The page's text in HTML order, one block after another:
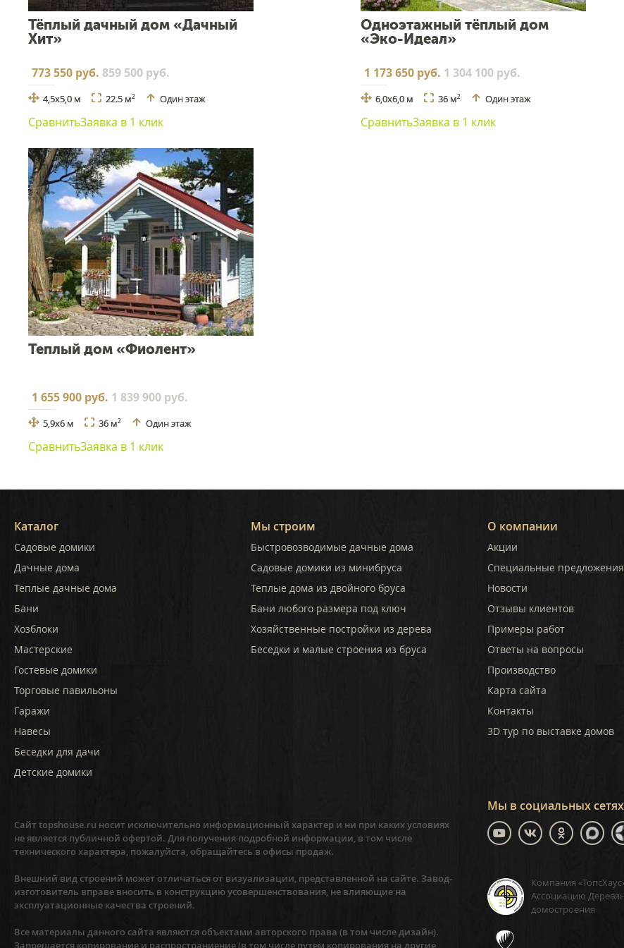
Тёплый дачный дом «Дачный
Хит»
773 550 руб. 859 500 руб.
4,5х5,0 м 22.5 м2 Один этаж
СравнитьЗаявка в 1 клик
Одноэтажный тёплый дом
«Эко-Идеал»
1 173 650 руб. 1 304 100 руб.
6,0х6,0 м 36 м2 Один этаж
СравнитьЗаявка в 1 клик
Теплый дом «Фиолент»
1 655 900 руб. 1 839 900 руб.
5,9x6 м 36 м2 Один этаж
СравнитьЗаявка в 1 клик
Каталог
Садовые домики
Дачные дома
Теплые дачные дома
Бани
Хозблоки
Мастерские
Гостевые домики
Торговые павильоны
Гаражи
Навесы
Беседки для дачи
Детские домики
Мы строим
Быстровозводимые дачные дома
Садовые домики из минибруса
Теплые дома из двойного бруса
Бани любого размера под ключ
Хозяйственные постройки из дерева
Беседки и малые строения из бруса
О компании
Акции
Специальные предложения
Новости
Отзывы клиентов
Примеры работ
Ответы на вопросы
Производство
Карта сайта
Контакты
3D тур по выставке домов
Мы в социальных сетях
Компания
Ассоциацию
домостроения
Сайт topshouse.ru носит исключительно информационный характер и ни при каких условиях
не является публичной офертой. Для получения подробной информации, в том числе
технического характера, пожалуйста, обращайтесь в офисы продаж.
Внешний вид строений может отличаться от визуализации, представленной на сайте. Завод-
изготовитель вправе вносить в конструкцию усовершенствования, не влияющие на
эксплуатационные качества строений.
Все материалы данного сайта являются объектами авторского права (в том числе дизайн).
Запрещается копирование и распространиение (в том числе путем копирования на другие